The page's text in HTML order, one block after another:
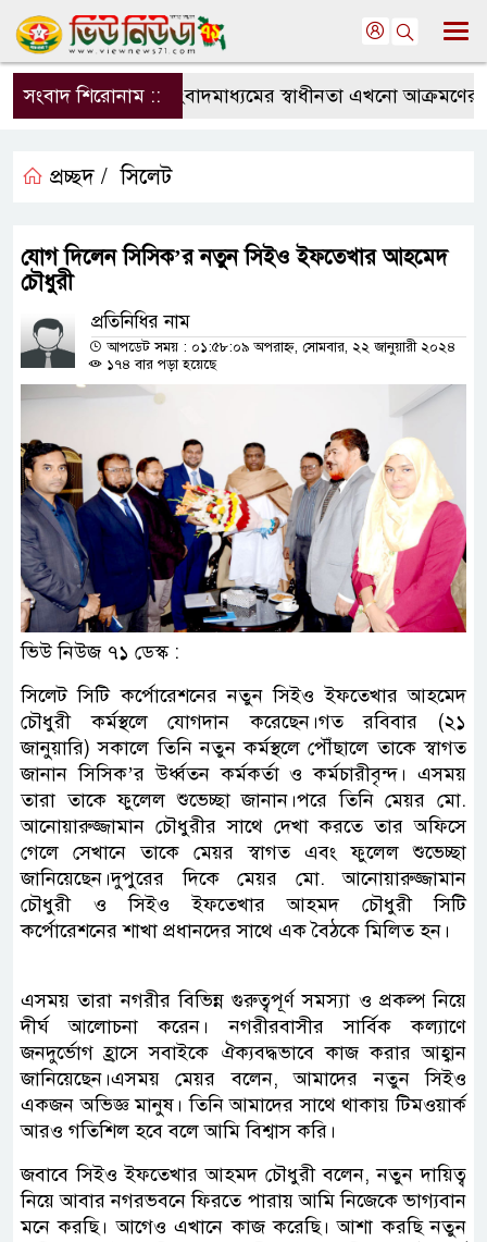
সংবাদ শিরোনাম ::সংবাদমাধ্যমের স্বাধীনতা এখনো আক্রমণের
প্রচ্ছদ / সিলেট
যোগ দিলেন সিসিক’র নতুন সিইও ইফতেখার আহমেদ
চৌধুরী
প্রতিনিধির নাম
আপডেট সময় : ০১:৫৮:০৯ অপরাহ্ন, সোমবার, ২২ জানুয়ারী ২০২৪
১৭৪ বার পড়া হয়েছে
ভিউ নিউজ ৭১ ডেস্ক :
সিলেট সিটি কর্পোরেশনের নতুন সিইও ইফতেখার আহমেদ
চৌধুরী কর্মস্থলে যোগদান করেছেন।গত রবিবার (২১
জানুয়ারি) সকালে তিনি নতুন কর্মস্থলে পৌঁছালে তাকে স্বাগত
জানান সিসিক’র উর্ধ্বতন কর্মকর্তা ও কর্মচারীবৃন্দ। এসময়
তারা তাকে ফুলেল শুভেচ্ছা জানান।পরে তিনি মেয়র মো.
আনোয়ারুজ্জামান চৌধুরীর সাথে দেখা করতে তার অফিসে
গেলে সেখানে তাকে মেয়র স্বাগত এবং ফুলেল শুভেচ্ছা
জানিয়েছেন।দুপুরের দিকে মেয়র মো. আনোয়ারুজ্জামান
চৌধুরী ও সিইও ইফতেখার আহমদ চৌধুরী সিটি
কর্পোরেশনের শাখা প্রধানদের সাথে এক বৈঠকে মিলিত হন।
এসময় তারা নগরীর বিভিন্ন গুরুত্বপূর্ণ সমস্যা ও প্রকল্প নিয়ে
দীর্ঘ আলোচনা করেন। নগরীরবাসীর সার্বিক কল্যাণে
জনদুর্ভোগ হ্রাসে সবাইকে ঐক্যবদ্ধভাবে কাজ করার আহ্বান
জানিয়েছেন।এসময় মেয়র বলেন, আমাদের নতুন সিইও
একজন অভিজ্ঞ মানুষ। তিনি আমাদের সাথে থাকায় টিমওয়ার্ক
আরও গতিশিল হবে বলে আমি বিশ্বাস করি।
জবাবে সিইও ইফতেখার আহমদ চৌধুরী বলেন, নতুন দায়িত্ব
নিয়ে আবার নগরভবনে ফিরতে পারায় আমি নিজেকে ভাগ্যবান
মনে করছি। আগেও এখানে কাজ করেছি। আশা করছি নতুন